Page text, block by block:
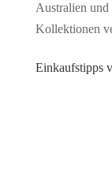
Australien und
Kollektionen
Einkaufstipps